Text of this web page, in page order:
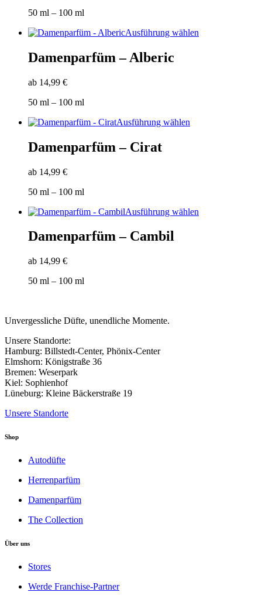
auf
50 ml – 100 ml
Ausführung wählen
Damenparfüm – Alberic
ab 14,99 €
50 ml – 100 ml
Ausführung wählen
auf
Damenparfüm – Cirat
ab 14,99 €
50 ml – 100 ml
Ausführung wählen
Damenparfüm – Cambil
ab 14,99 €
50 ml – 100 ml
Unvergessliche Düfte, unendliche Momente.
Unsere Standorte:
Hamburg: Billstedt-Center, Phönix-Center
Elmshorn: Königstraße 36
Bremen: Weserpark
Kiel: Sophienhof
Lüneburg: Kleine Bäckerstraße 19
Unsere Standorte
Shop
Autodüfte
Herrenparfüm
Damenparfüm
The Collection
Über uns
Stores
Werde Franchise-Partner